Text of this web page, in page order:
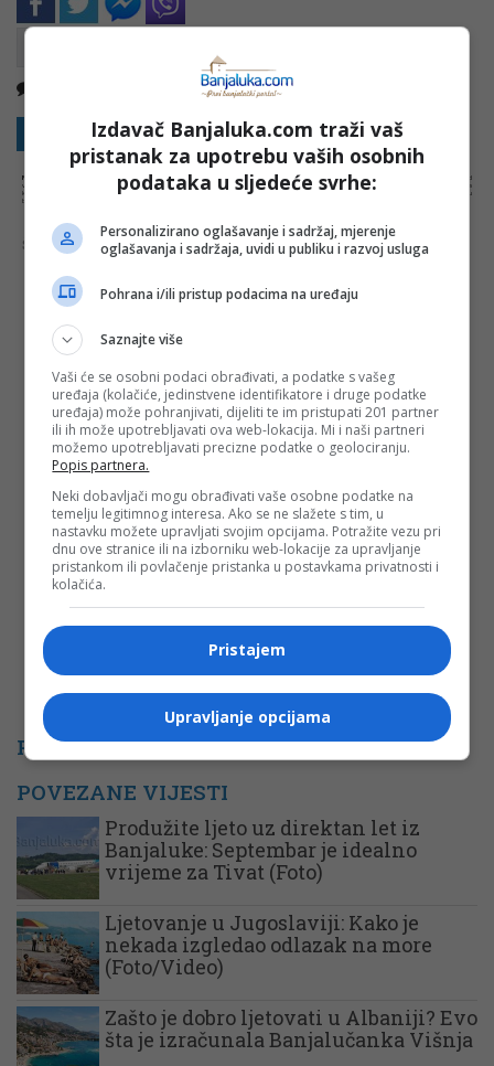
Kopirati
Sakrij sve komentare Prikaži komentare
NAPOMENA:
Komentari odražavaju stavove njihovih autora, a ne nužno i stavove internet portala Banjaluka.com. Molimo korisnike da se suzdrže od
vrijeđanja, psovanja i vulgarnog izražavanja. Portal Banjaluka.com zadržava pravo da obriše komentar bez najave i objašnjenja. Zbog velikog broja
komentara Banjaluka.com nije dužan obrisati sve komentare koji krše pravila. Kao čitalac takođe prihvatate mogućnost da među komentarima mogu
biti pronađeni sadržaji koji mogu biti u suprotnosti sa vašim vjerskim, moralnim i drugim načelima i uvjerenjima.
Šta mislite o ovoj temi?
Vaša e-mail adresa neće biti objavljena. Sva polja su
obavezna!
Ime*
Email*
Komentar
PROMO
POVEZANE VIJESTI
Produžite ljeto uz direktan let iz
Banjaluke: Septembar je idealno
vrijeme za Tivat (Foto)
Ljetovanje u Jugoslaviji: Kako je
nekada izgledao odlazak na more
(Foto/Video)
Zašto je dobro ljetovati u Albaniji? Evo
šta je izračunala Banjalučanka Višnja
Izdavač Banjaluka.com traži vaš
pristanak za upotrebu vaših osobnih
podataka u sljedeće svrhe:
Personalizirano oglašavanje i sadržaj, mjerenje
oglašavanja i sadržaja, uvidi u publiku i razvoj usluga
Pohrana i/ili pristup podacima na uređaju
Saznajte više
Vaši će se osobni podaci obrađivati, a podatke s vašeg
uređaja (kolačiće, jedinstvene identifikatore i druge podatke
uređaja) može pohranjivati, dijeliti te im pristupati 201 partner
ili ih može upotrebljavati ova web-lokacija. Mi i naši partneri
možemo upotrebljavati precizne podatke o geolociranju.
Popis partnera.
Neki dobavljači mogu obrađivati vaše osobne podatke na
temelju legitimnog interesa. Ako se ne slažete s tim, u
nastavku možete upravljati svojim opcijama. Potražite vezu pri
dnu ove stranice ili na izborniku web-lokacije za upravljanje
pristankom ili povlačenje pristanka u postavkama privatnosti i
kolačića.
Pristajem
Upravljanje opcijama